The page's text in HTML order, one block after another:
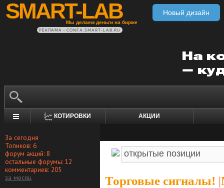
SMART-LAB
Мы делаем деньги на бирже
Новый дизайн
РЕКЛАМА • CONFA.SMART-LAB.RU
КОТИРОВКИ АКЦИИ
За сегодня
Топиков: 6
форум акций: 8
остальные форумы: 12
комментариев: 205
за месяц
Торговые сигналы! |